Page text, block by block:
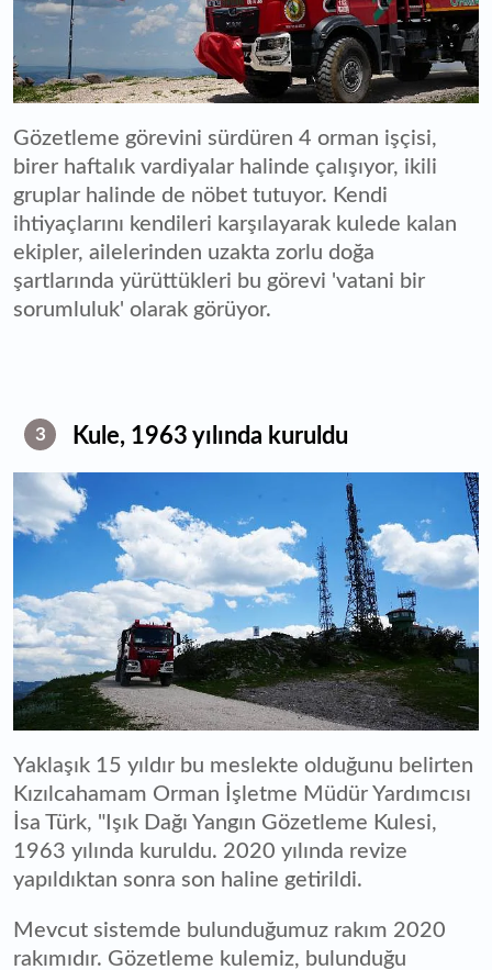
Gözetleme görevini sürdüren 4 orman işçisi,
birer haftalık vardiyalar halinde çalışıyor, ikili
gruplar halinde de nöbet tutuyor. Kendi
ihtiyaçlarını kendileri karşılayarak kulede kalan
ekipler, ailelerinden uzakta zorlu doğa
şartlarında yürüttükleri bu görevi 'vatani bir
sorumluluk' olarak görüyor.
3 Kule, 1963 yılında kuruldu
Yaklaşık 15 yıldır bu meslekte olduğunu belirten
Kızılcahamam Orman İşletme Müdür Yardımcısı
İsa Türk, "Işık Dağı Yangın Gözetleme Kulesi,
1963 yılında kuruldu. 2020 yılında revize
yapıldıktan sonra son haline getirildi.
Mevcut sistemde bulunduğumuz rakım 2020
rakımıdır. Gözetleme kulemiz, bulunduğu